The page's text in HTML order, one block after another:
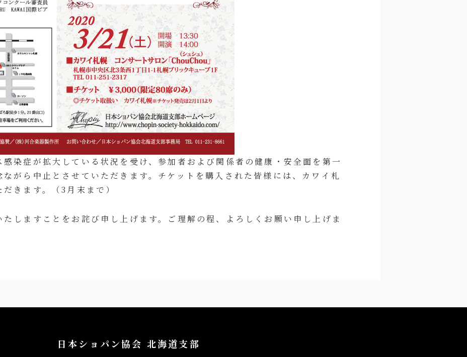
染症が拡大している状況を受け、参加者および関係者の健康・安全面を第一
がら中止とさせていただきます。チケットを購入された皆様には、カワイ札
きます。（3月末まで）
しますことをお詫び申し上げます。ご理解の程、よろしくお願い申し上げま
日本ショパン協会 北海道支部